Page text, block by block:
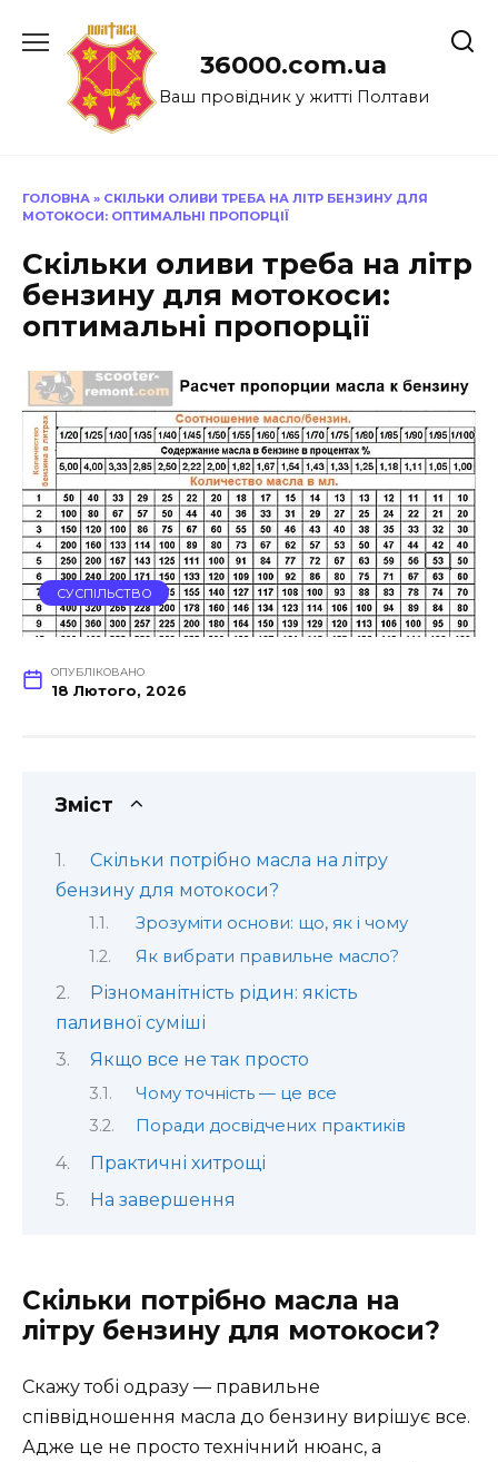
до
36000.com.ua
Ваш провідник у житті Полтави
ГОЛОВНА » СКІЛЬКИ ОЛИВИ ТРЕБА НА ЛІТР БЕНЗИНУ ДЛЯ
МОТОКОСИ: ОПТИМАЛЬНІ ПРОПОРЦІЇ
Скільки оливи треба на літр
бензину для мотокоси:
оптимальні пропорції
СУСПІЛЬСТВО
ОПУБЛІКОВАНО
18 Лютого, 2026
Зміст
Скільки потрібно масла на літру
бензину для мотокоси?
Зрозуміти основи: що, як і чому
Як вибрати правильне масло?
Різноманітність рідин: якість
паливної суміші
Якщо все не так просто
Чому точність — це все
Поради досвідчених практиків
Практичні хитрощі
На завершення
Скільки потрібно масла на
літру бензину для мотокоси?
Скажу тобі одразу — правильне
співвідношення масла до бензину вирішує все.
Адже це не просто технічний нюанс, а